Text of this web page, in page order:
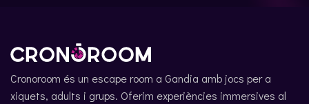
Cronoroom és un escape room a Gandia amb jocs per a
xiquets, adults i grups. Oferim experiències immersives al